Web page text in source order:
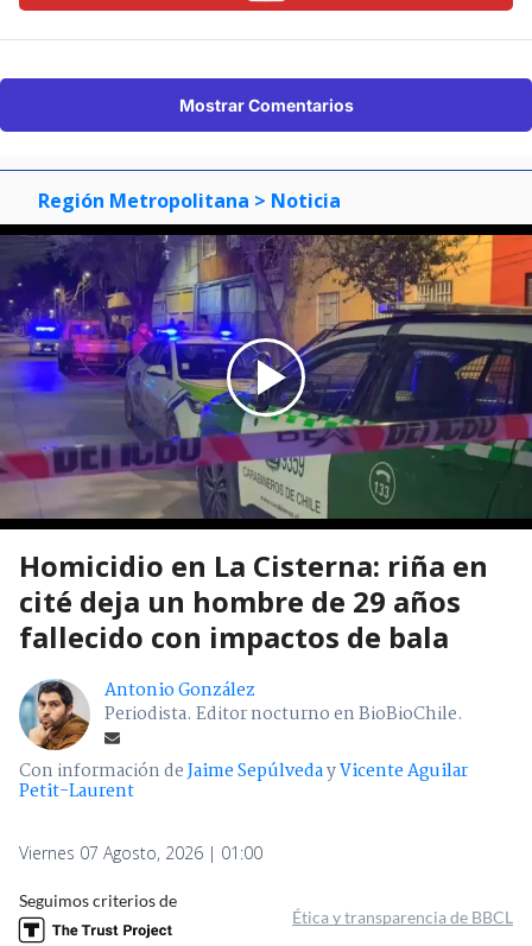
Mostrar Comentarios
Región Metropolitana > Noticia
Homicidio en La Cisterna: riña en
cité deja un hombre de 29 años
fallecido con impactos de bala
Antonio González
Periodista. Editor nocturno en BioBioChile.
Con información deJaime SepúlvedayVicente Aguilar
Petit-Laurent
Viernes 07 Agosto, 2026 | 01:00
Seguimos criterios de
Ética y transparencia de BBCL